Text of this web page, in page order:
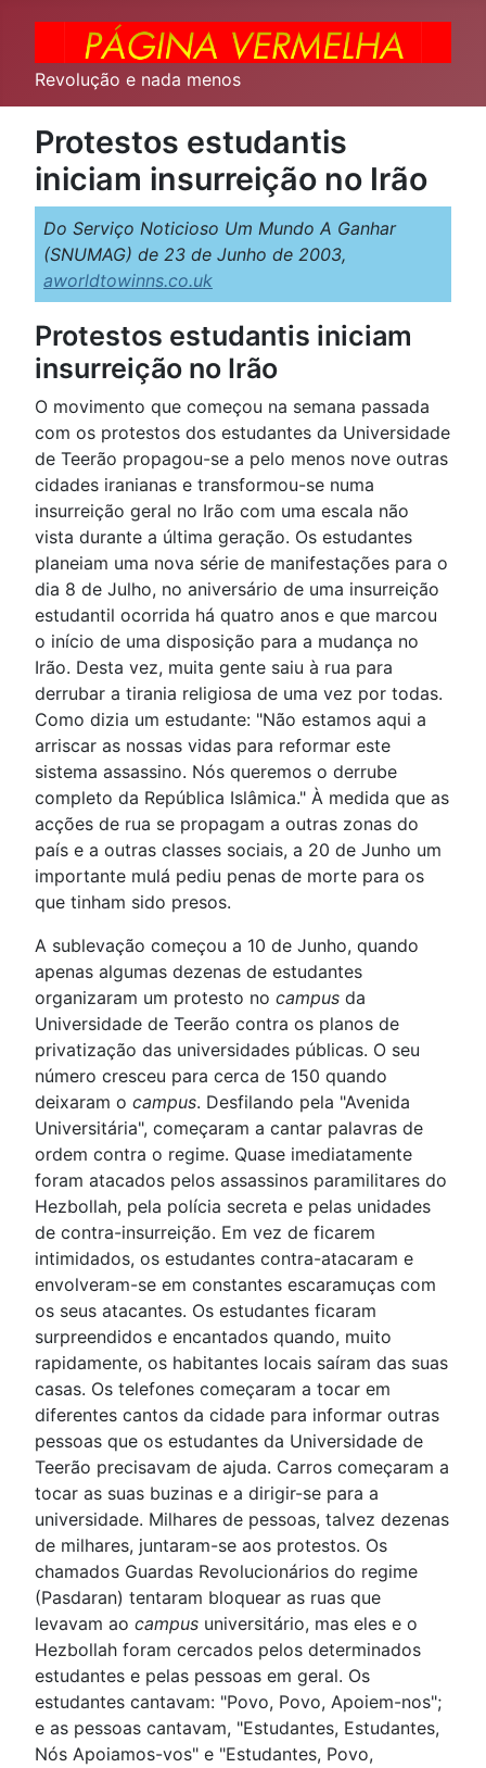
Revolução e nada menos
Protestos estudantis
iniciam insurreição no Irão
Do Serviço Noticioso Um Mundo A Ganhar
(SNUMAG) de 23 de Junho de 2003,
aworldtowinns.co.uk
Protestos estudantis iniciam
insurreição no Irão
O movimento que começou na semana passada
com os protestos dos estudantes da Universidade
de Teerão propagou-se a pelo menos nove outras
cidades iranianas e transformou-se numa
insurreição geral no Irão com uma escala não
vista durante a última geração. Os estudantes
planeiam uma nova série de manifestações para o
dia 8 de Julho, no aniversário de uma insurreição
estudantil ocorrida há quatro anos e que marcou
o início de uma disposição para a mudança no
Irão. Desta vez, muita gente saiu à rua para
derrubar a tirania religiosa de uma vez por todas.
Como dizia um estudante: "Não estamos aqui a
arriscar as nossas vidas para reformar este
sistema assassino. Nós queremos o derrube
completo da República Islâmica." À medida que as
acções de rua se propagam a outras zonas do
país e a outras classes sociais, a 20 de Junho um
importante mulá pediu penas de morte para os
que tinham sido presos.
A sublevação começou a 10 de Junho, quando
apenas algumas dezenas de estudantes
organizaram um protesto no campus da
Universidade de Teerão contra os planos de
privatização das universidades públicas. O seu
número cresceu para cerca de 150 quando
deixaram o campus. Desfilando pela "Avenida
Universitária", começaram a cantar palavras de
ordem contra o regime. Quase imediatamente
foram atacados pelos assassinos paramilitares do
Hezbollah, pela polícia secreta e pelas unidades
de contra-insurreição. Em vez de ficarem
intimidados, os estudantes contra-atacaram e
envolveram-se em constantes escaramuças com
os seus atacantes. Os estudantes ficaram
surpreendidos e encantados quando, muito
rapidamente, os habitantes locais saíram das suas
casas. Os telefones começaram a tocar em
diferentes cantos da cidade para informar outras
pessoas que os estudantes da Universidade de
Teerão precisavam de ajuda. Carros começaram a
tocar as suas buzinas e a dirigir-se para a
universidade. Milhares de pessoas, talvez dezenas
de milhares, juntaram-se aos protestos. Os
chamados Guardas Revolucionários do regime
(Pasdaran) tentaram bloquear as ruas que
levavam ao campus universitário, mas eles e o
Hezbollah foram cercados pelos determinados
estudantes e pelas pessoas em geral. Os
estudantes cantavam: "Povo, Povo, Apoiem-nos";
e as pessoas cantavam, "Estudantes, Estudantes,
Nós Apoiamos-vos" e "Estudantes, Povo,